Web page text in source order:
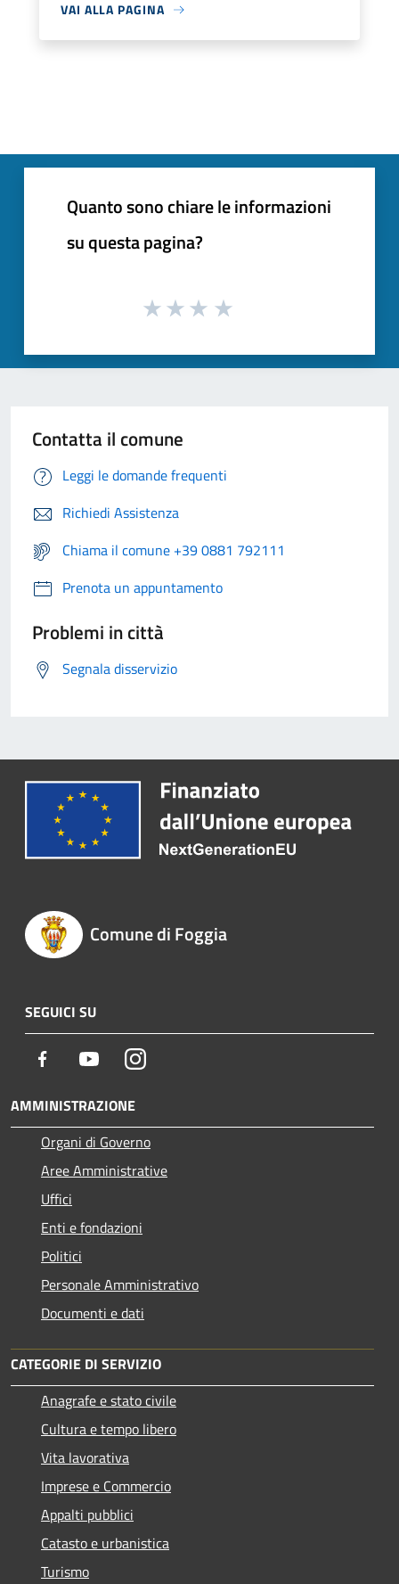
VAI ALLA PAGINA
Quanto sono chiare le informazioni
su questa pagina?
Contatta il comune
Leggi le domande frequenti
Richiedi Assistenza
Chiama il comune +39 0881 792111
Prenota un appuntamento
Problemi in città
Segnala disservizio
Comune di Foggia
SEGUICI SU
Facebook YoutubeInstagram
AMMINISTRAZIONE
Organi di Governo
Aree Amministrative
Uffici
Enti e fondazioni
Politici
Personale Amministrativo
Documenti e dati
CATEGORIE DI SERVIZIO
Anagrafe e stato civile
Cultura e tempo libero
Vita lavorativa
Imprese e Commercio
Appalti pubblici
Catasto e urbanistica
Turismo